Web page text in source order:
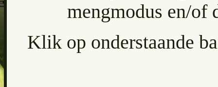
mengmodus en/of
Klik op onderstaande